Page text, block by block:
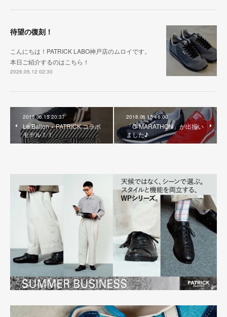
待望の復刻！
こんにちは！PATRICK LABO神戸店のムロイです。
本日ご紹介するのはこちら！
2026.05.12 02:30
2018.06.15 20:37
Le Ballon × PATRICK コラボ
モデル！！
2018.06.15 16:00
「C-MARATHON」が出揃い
ました♪